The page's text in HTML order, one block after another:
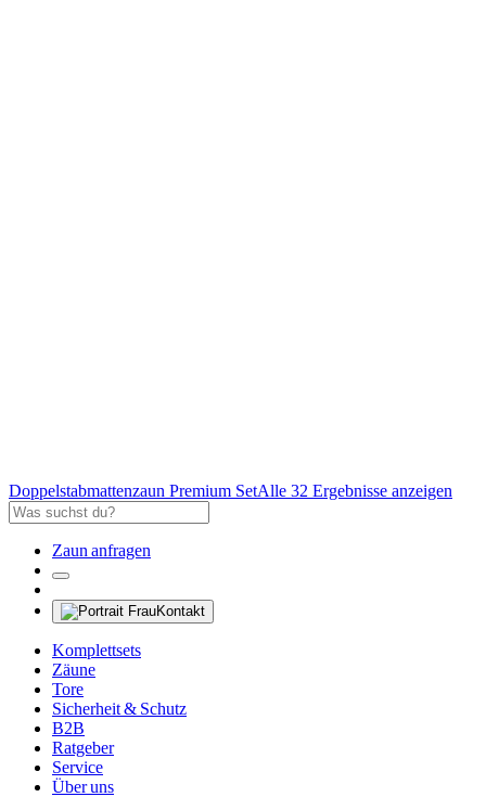
Doppelstabmattenzaun Premium SetAlle 32 Ergebnisse anzeigen
Zaun anfragen
Kontakt
Komplettsets
Zäune
Tore
Sicherheit & Schutz
B2B
Ratgeber
Service
Über uns